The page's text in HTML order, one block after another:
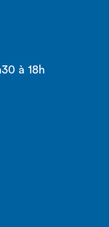
à 18h